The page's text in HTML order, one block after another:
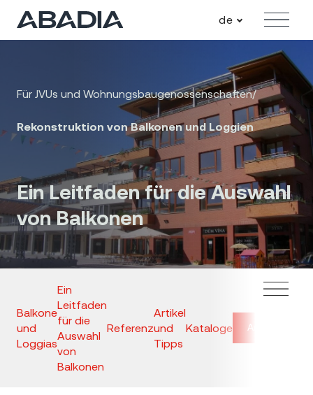
Angebot
de
Für JVUs und Wohnungsbaugenossenschaften/
Rekonstruktion von Balkonen und Loggien
Ein Leitfaden für die Auswahl
von Balkonen
Balkone
und
Loggias
Ein
Leitfaden
für die
Auswahl
von
Balkonen
Referenz
Artikel
und
Tipps
Kataloge Anfrage